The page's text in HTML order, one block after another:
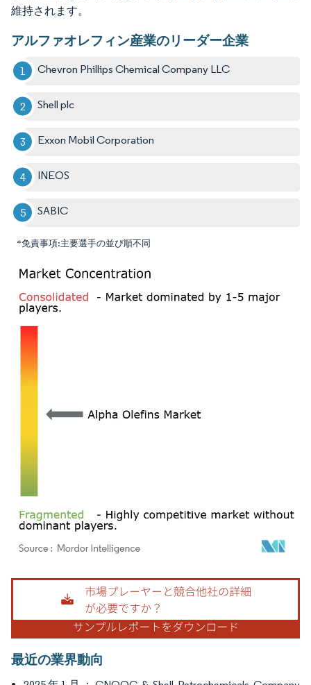
維持されます。
アルファオレフィン産業のリーダー企業
Chevron Phillips Chemical Company LLC
Shell plc
Exxon Mobil Corporation
INEOS
SABIC
*免責事項:主要選手の並び順不同
画像 © Mordor Intelligence。再利用にはCC BY 4.0の表示が必要です。
最近の業界動向